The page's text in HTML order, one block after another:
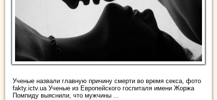
Ученые назвали главную причину смерти во время секса, фото
fakty.ictv.ua Ученые из Европейского госпиталя имени Жоржа
Помпиду выяснили, что мужчины ...